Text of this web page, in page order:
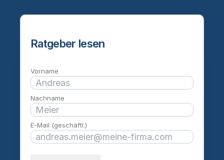
Ratgeber lesen
Vorname
Nachname
E-Mail (geschäftl.)